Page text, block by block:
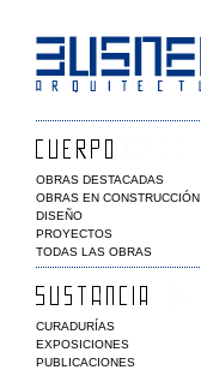
OBRAS DESTACADAS
OBRAS EN CONSTRUCCIÓN
DISEÑO
PROYECTOS
TODAS LAS OBRAS
CURADURÍAS
EXPOSICIONES
PUBLICACIONES